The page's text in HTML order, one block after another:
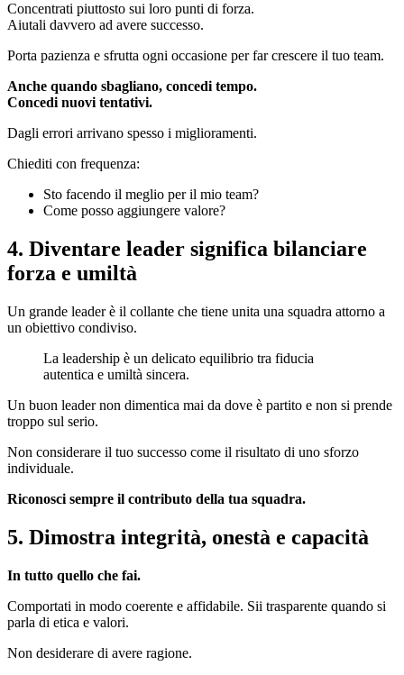
Concentrati piuttosto sui loro punti di forza.
Aiutali davvero ad avere successo.
Porta pazienza e sfrutta ogni occasione per far crescere il tuo team.
Anche quando sbagliano, concedi tempo.
Concedi nuovi tentativi.
Dagli errori arrivano spesso i miglioramenti.
Chiediti con frequenza:
Sto facendo il meglio per il mio team?
Come posso aggiungere valore?
4. Diventare leader significa bilanciare
forza e umiltà
Un grande leader è il collante che tiene unita una squadra attorno a
un obiettivo condiviso.
La leadership è un delicato equilibrio tra fiducia
autentica e umiltà sincera.
Un buon leader non dimentica mai da dove è partito e non si prende
troppo sul serio.
Non considerare il tuo successo come il risultato di uno sforzo
individuale.
Riconosci sempre il contributo della tua squadra.
5. Dimostra integrità, onestà e capacità
In tutto quello che fai.
Comportati in modo coerente e affidabile. Sii trasparente quando si
parla di etica e valori.
Non desiderare di avere ragione.